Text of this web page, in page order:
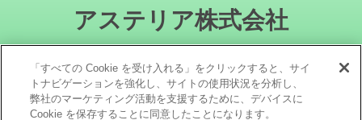
アステリア株式会社
「すべての Cookie を受け入れる」をクリックすると、サイ
トナビゲーションを強化し、サイトの使用状況を分析し、
弊社のマーケティング活動を支援するために、デバイスに
Cookie を保存することに同意したことになります。